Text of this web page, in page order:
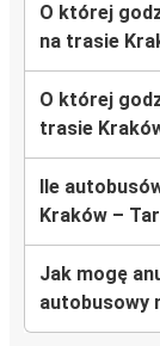
O której
na trasie
O której
trasie
Ile
Kraków –
Jak mogę
autobusowy